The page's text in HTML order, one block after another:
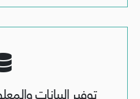
توفيـر البيانـات